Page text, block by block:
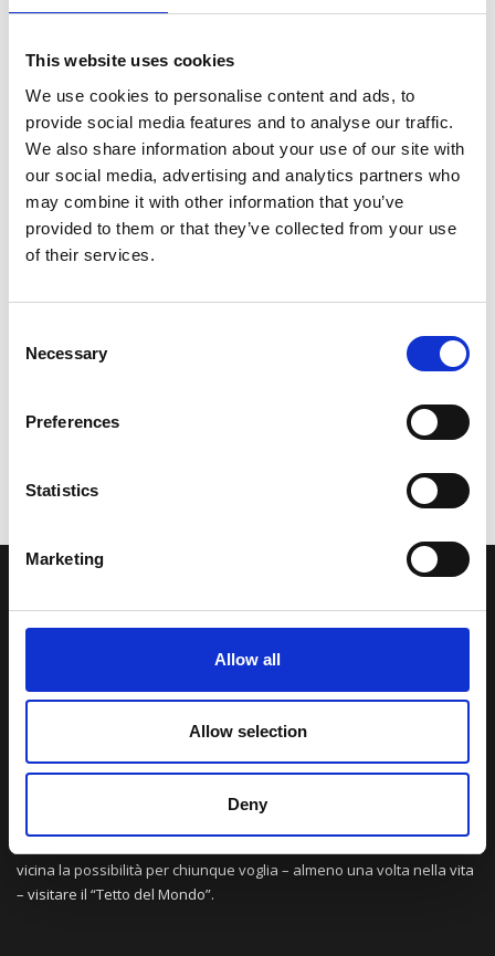
This website uses cookies
We use cookies to personalise content and ads, to
provide social media features and to analyse our traffic.
We also share information about your use of our site with
our social media, advertising and analytics partners who
may combine it with other information that you’ve
provided to them or that they’ve collected from your use
of their services.
Selection
Necessary
Preferences
Statistics
Marketing
Allow all
Allow selection
Deny
Una comunità di appassionati della cultura tibetana che hanno
avuto modo di viaggiare e conoscere questa meravigliosa regione.
paesaggi e la sua gente è capace di riempire il cuore.
vicina la possibilità per chiunque voglia – almeno una volta nella vita
– visitare il “Tetto del Mondo”.